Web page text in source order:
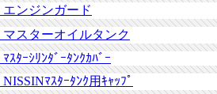
2025/09/30
【新商品】295ｍｍメ
エストレア用
2025/09/30
【新商品】295ｍｍメ
ビラーゴ125/250用
2025/09/30
【親商品】295ｍｍメ
エンジンガード
マスターオイルタンク
ﾏｽﾀｰｼﾘﾝﾀﾞｰﾀﾝｸｶﾊﾞｰ
NISSINﾏｽﾀｰﾀﾝｸ用ｷｬｯﾌﾟ